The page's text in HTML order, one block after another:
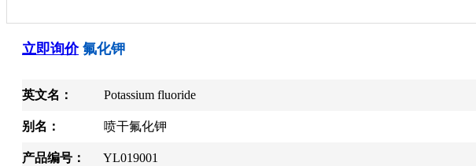
立即询价 氟化钾
英文名： Potassium fluoride
别名： 喷干氟化钾
产品编号： YL019001